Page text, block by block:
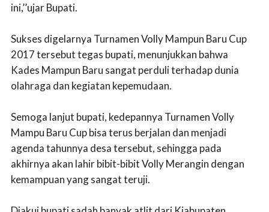
ini,’’ujar Bupati.
Sukses digelarnya Turnamen Volly Mampun Baru Cup
2017 tersebut tegas bupati, menunjukkan bahwa
Kades Mampun Baru sangat perduli terhadap dunia
olahraga dan kegiatan kepemudaan.
Semoga lanjut bupati, kedepannya Turnamen Volly
Mampu Baru Cup bisa terus berjalan dan menjadi
agenda tahunnya desa tersebut, sehingga pada
akhirnya akan lahir bibit-bibit Volly Merangin dengan
kemampuan yang sangat teruji.